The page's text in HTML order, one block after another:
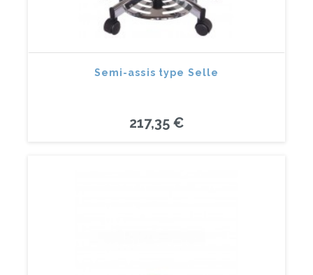
Semi-assis type Selle
217,35 €